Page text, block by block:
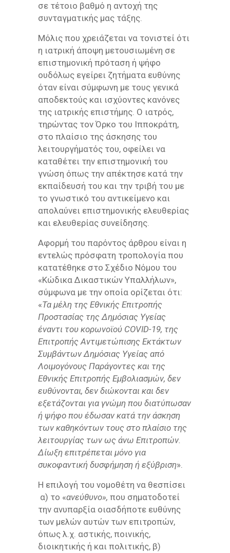
σε τέτοιο βαθμό η αντοχή της
συνταγματικής μας τάξης.
Μόλις που χρειάζεται να τονιστεί ότι
η ιατρική άποψη μετουσιωμένη σε
επιστημονική πρόταση ή ψήφο
ουδόλως εγείρει ζητήματα ευθύνης
όταν είναι σύμφωνη με τους γενικά
αποδεκτούς και ισχύοντες κανόνες
της ιατρικής επιστήμης. Ο ιατρός,
τηρώντας τον Όρκο του Ιπποκράτη,
στο πλαίσιο της άσκησης του
λειτουργήματός του, οφείλει να
καταθέτει την επιστημονική του
γνώση όπως την απέκτησε κατά την
εκπαίδευσή του και την τριβή του με
το γνωστικό του αντικείμενο και
απολαύνει επιστημονικής ελευθερίας
και ελευθερίας συνείδησης.
Αφορμή του παρόντος άρθρου είναι η
εντελώς πρόσφατη τροπολογία που
κατατέθηκε στο Σχέδιο Νόμου του
«Κώδικα Δικαστικών Υπαλλήλων»,
σύμφωνα με την οποία ορίζεται ότι:
«Τα μέλη της Εθνικής Επιτροπής
Προστασίας της Δημόσιας Υγείας
έναντι του κορωνοϊού COVID-19, της
Επιτροπής Αντιμετώπισης Εκτάκτων
Συμβάντων Δημόσιας Υγείας από
Λοιμογόνους Παράγοντες και της
Εθνικής Επιτροπής Εμβολιασμών, δεν
ευθύνονται, δεν διώκονται και δεν
εξετάζονται για γνώμη που διατύπωσαν
ή ψήφο που έδωσαν κατά την άσκηση
των καθηκόντων τους στο πλαίσιο της
λειτουργίας των ως άνω Επιτροπών.
Δίωξη επιτρέπεται μόνο για
συκοφαντική δυσφήμηση ή εξύβριση».
Η επιλογή του νομοθέτη να θεσπίσει
α) το «ανεύθυνο», που σηματοδοτεί
την ανυπαρξία οιασδήποτε ευθύνης
των μελών αυτών των επιτροπών,
όπως λ.χ. αστικής, ποινικής,
διοικητικής ή και πολιτικής, β)